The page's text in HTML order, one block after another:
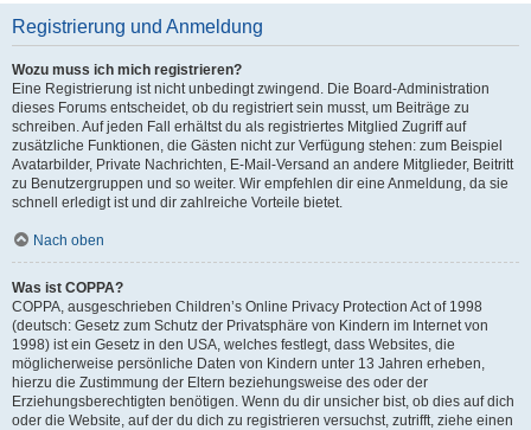
Registrierung und Anmeldung
Wozu muss ich mich registrieren?
Eine Registrierung ist nicht unbedingt zwingend. Die Board-Administration
dieses Forums entscheidet, ob du registriert sein musst, um Beiträge zu
schreiben. Auf jeden Fall erhältst du als registriertes Mitglied Zugriff auf
zusätzliche Funktionen, die Gästen nicht zur Verfügung stehen: zum Beispiel
Avatarbilder, Private Nachrichten, E-Mail-Versand an andere Mitglieder, Beitritt
zu Benutzergruppen und so weiter. Wir empfehlen dir eine Anmeldung, da sie
schnell erledigt ist und dir zahlreiche Vorteile bietet.
Nach oben
Was ist COPPA?
COPPA, ausgeschrieben Children’s Online Privacy Protection Act of 1998
(deutsch: Gesetz zum Schutz der Privatsphäre von Kindern im Internet von
1998) ist ein Gesetz in den USA, welches festlegt, dass Websites, die
möglicherweise persönliche Daten von Kindern unter 13 Jahren erheben,
hierzu die Zustimmung der Eltern beziehungsweise des oder der
Erziehungsberechtigten benötigen. Wenn du dir unsicher bist, ob dies auf dich
oder die Website, auf der du dich zu registrieren versuchst, zutrifft, ziehe einen